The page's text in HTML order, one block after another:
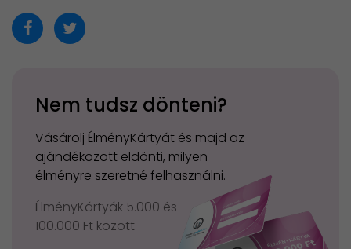
Nem tudsz dönteni?
Vásárolj ÉlményKártyát és majd az
ajándékozott eldönti, milyen
élményre szeretné felhasználni.
ÉlményKártyák 5.000 és
100.000 Ft között